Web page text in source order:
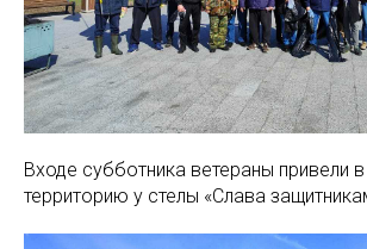
Входе субботника ветераны привели
территорию у стелы «Слава